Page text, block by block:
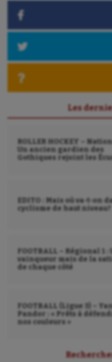
Les
ROLLER HOCKEY –
Un ancien gardien des
Gothiques rejoint les
EDITO : Mais où va-t-on
cyclisme de haut niveau?
FOOTBALL – Régional 1 :
vainqueur mais de la
de chaque côté
FOOTBALL (Ligue 3) –
Pandor : « Prêts à
nos couleurs »